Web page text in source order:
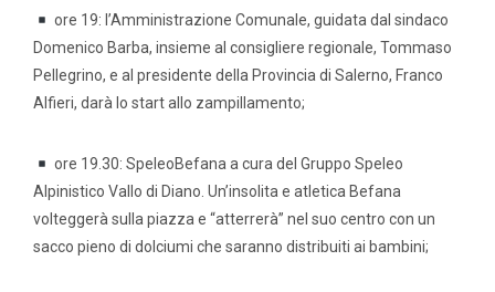
ore 19: l’Amministrazione Comunale, guidata dal sindaco
Domenico Barba, insieme al consigliere regionale, Tommaso
Pellegrino, e al presidente della Provincia di Salerno, Franco
Alfieri, darà lo start allo zampillamento;
ore 19.30: SpeleoBefana a cura del Gruppo Speleo
Alpinistico Vallo di Diano. Un’insolita e atletica Befana
volteggerà sulla piazza e “atterrerà” nel suo centro con un
sacco pieno di dolciumi che saranno distribuiti ai bambini;